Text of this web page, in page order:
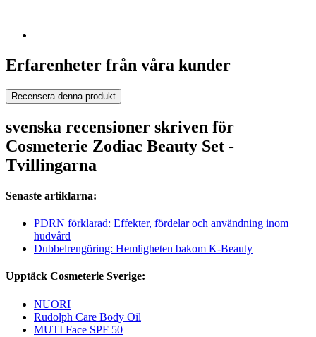
Erfarenheter från våra kunder
Recensera denna produkt
svenska recensioner skriven för
Cosmeterie Zodiac Beauty Set -
Tvillingarna
Senaste artiklarna:
PDRN förklarad: Effekter, fördelar och användning inom
hudvård
Dubbelrengöring: Hemligheten bakom K-Beauty
Upptäck Cosmeterie Sverige:
NUORI
Rudolph Care Body Oil
MUTI Face SPF 50